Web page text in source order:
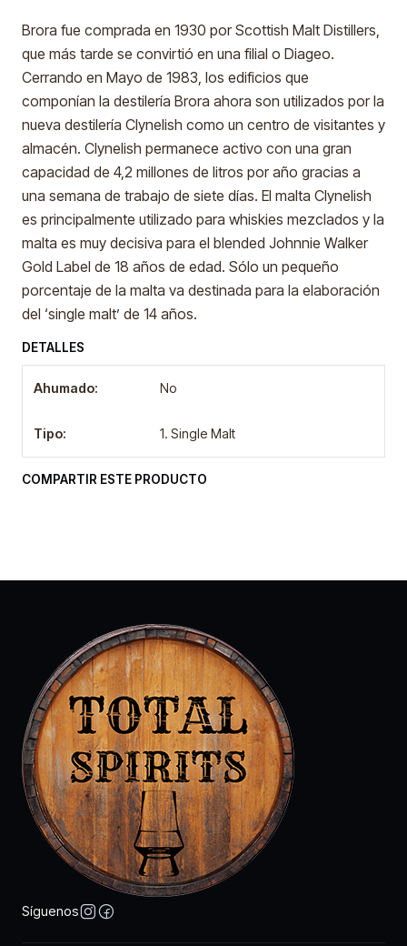
Brora fue comprada en 1930 por Scottish Malt Distillers,
que más tarde se convirtió en una filial o Diageo.
Cerrando en Mayo de 1983, los edificios que
componían la destilería Brora ahora son utilizados por la
nueva destilería Clynelish como un centro de visitantes y
almacén. Clynelish permanece activo con una gran
capacidad de 4,2 millones de litros por año gracias a
una semana de trabajo de siete días. El malta Clynelish
es principalmente utilizado para whiskies mezclados y la
malta es muy decisiva para el blended Johnnie Walker
Gold Label de 18 años de edad. Sólo un pequeño
porcentaje de la malta va destinada para la elaboración
del ‘single malt’ de 14 años.
DETALLES
Ahumado: No
Tipo: 1. Single Malt
COMPARTIR ESTE PRODUCTO
Síguenos